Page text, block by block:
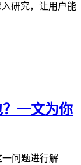
研究，让用户能
一文为你
一问题进行解